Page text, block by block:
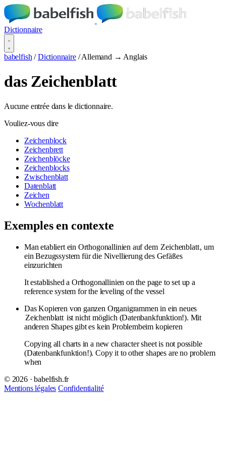
Dictionnaire
babelfish / Dictionnaire / Allemand → Anglais
das Zeichenblatt
Aucune entrée dans le dictionnaire.
Vouliez-vous dire
Zeichenblock
Zeichenbrett
Zeichenblöcke
Zeichenblocks
Zwischenblatt
Datenblatt
Zeichen
Wochenblatt
Exemples en contexte
Man etabliert ein Orthogonallinien auf dem Zeichenblatt, um
ein Bezugssystem für die Nivellierung des Gefäßes
einzurichten
It established a Orthogonallinien on the page to set up a
reference system for the leveling of the vessel
Das Kopieren von ganzen Organigrammen in ein neues
Zeichenblatt ist nicht möglich (Datenbankfunktion!). Mit
anderen Shapes gibt es kein Problembeim kopieren
Copying all charts in a new character sheet is not possible
(Datenbankfunktion!). Copy it to other shapes are no problem
when
© 2026 · babelfish.fr
Mentions légales Confidentialité